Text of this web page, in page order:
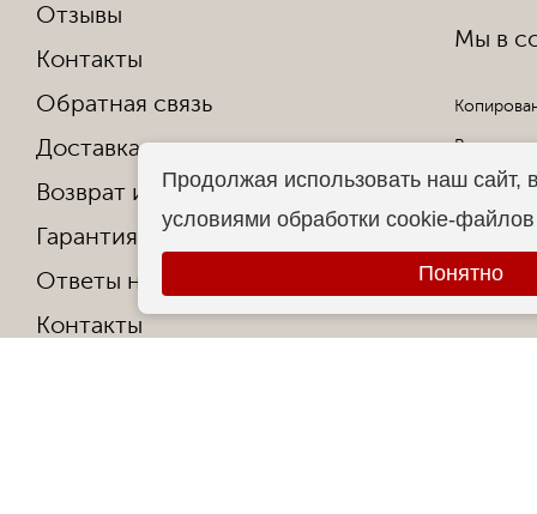
Отзывы
Контакты
Обратная связь
Доставка и оплата
Возврат и обмен
Гарантия от производителя
Ответы на частые вопросы
Контакты
Мы в
Все
Продолжая использовать наш сайт,
условиями обработки cookie-
Понятно